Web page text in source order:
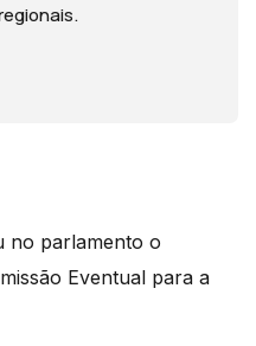
no parlamento o
Eventual para a